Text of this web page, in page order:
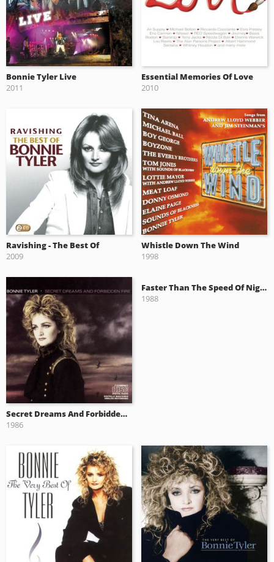
Bonnie Tyler Live
2011
Essential Memories Of Love
2010
Ravishing - The Best Of
2009
Whistle Down The Wind
1998
Secret Dreams And Forbidden Fire
1986
Faster Than The Speed Of Night
1988